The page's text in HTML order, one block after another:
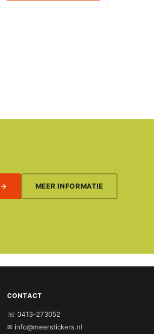
MEER INFORMATIE
CONTACT
☏ 0413-273052
✉ info@meerstickers.nl